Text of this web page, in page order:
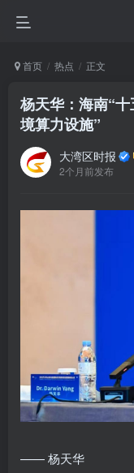
首页 热点 正文
杨天华：海南“
境算力设施”
大湾区时报
2个月前发布
—— 杨天华